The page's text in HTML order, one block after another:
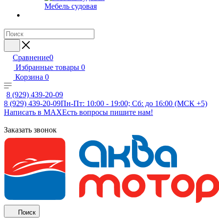
Мебель судовая
Сравнение0
Избранные товары 0
Корзина 0
8 (929) 439-20-09
8 (929) 439-20-09Пн-Пт: 10:00 - 19:00; Сб: до 16:00 (МСК +5)
Написать в MAXЕсть вопросы пишите нам!
Заказать звонок
Поиск